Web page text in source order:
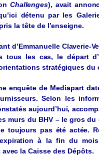
Challenges), avait
détenu par les
latêtede l’enseigne.
d’Emmanuelle Claverie-Ve
tous les cas, le départ
stratégiques du
enquête de Mediapart
. Selon les
aujourd’hui,
murs du BHV – legrosdu
toujours pas été actée.
expiration à la fin du
avec laCaissedes Dépôts.